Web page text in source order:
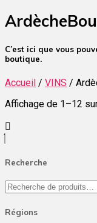
C’est ici que vous
boutique.
Accueil / VINS /
Affichage de 1–12
Recherche
Recherche
Régions